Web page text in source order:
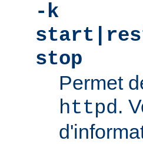
-k
stop
Permet
httpd.